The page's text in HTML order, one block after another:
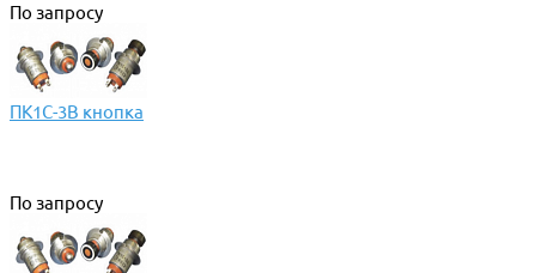
По запросу
ПК1С-3В кнопка
По запросу